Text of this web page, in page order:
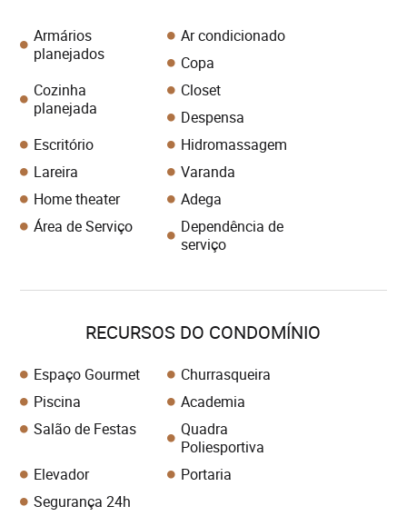
Armários
planejados
Ar condicionado
Copa
Cozinha
planejada
Closet
Despensa
Escritório
Hidromassagem
Lareira
Varanda
Home theater
Adega
Área de Serviço
Dependência de
serviço
RECURSOS DO CONDOMÍNIO
Espaço Gourmet
Churrasqueira
Piscina
Academia
Salão de Festas
Quadra
Poliesportiva
Elevador
Portaria
Segurança 24h